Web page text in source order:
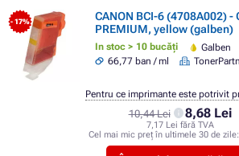
- 17%
CANON BCI-6 (4708A002)
PREMIUM, yellow (galben)
In stoc > 10 bucăți Galben
66,77 ban / ml
10,44 Lei 8,68 Lei
7,17 Lei fără TVA
Cel mai mic preț în ultimele 30 de zile:
Pentru ce imprimante este potrivit